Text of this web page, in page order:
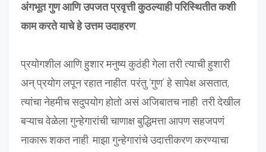
अंगभूत गुण आणि उपजत प्रवृत्ती कुठल्याही परिस्थितीत कशी
काम करते याचे हे उत्तम उदाहरण.
प्रयोगशील आणि हुशार मनुष्य कुठंही गेला तरी त्याची हुशारी
अन् प्रयोग लपून रहात नाहीत. परंतु ‘गुण’ हे सापेक्ष असतात,
त्यांचा नेहमीच सदुपयोग होतो असं अजिबातच नाही. तरी देखील
बऱ्याच वेळेला गुन्हेगारांची चाणाक्ष बुद्धिमत्ता आपण सहजपणं
नाकारू शकत नाही. माझा गुन्हेगारांचे उदात्तीकरण करण्याचा